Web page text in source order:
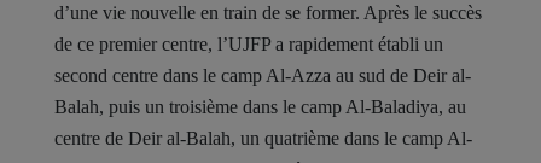
d’une vie nouvelle en train de se former. Après le succès
de ce premier centre, l’UJFP a rapidement établi un
second centre dans le camp Al-Azza au sud de Deir al-
Balah, puis un troisième dans le camp Al-Baladiya, au
centre de Deir al-Balah, un quatrième dans le camp Al-